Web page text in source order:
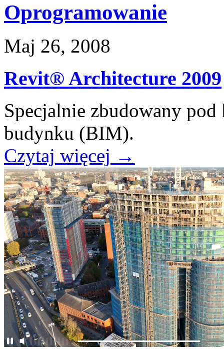
Oprogramowanie
Maj 26, 2008
Revit® Architecture 2009
Specjalnie zbudowany
budynku (BIM).
Czytaj więcej →